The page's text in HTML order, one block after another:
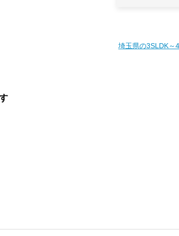
埼玉県の3SLDK～